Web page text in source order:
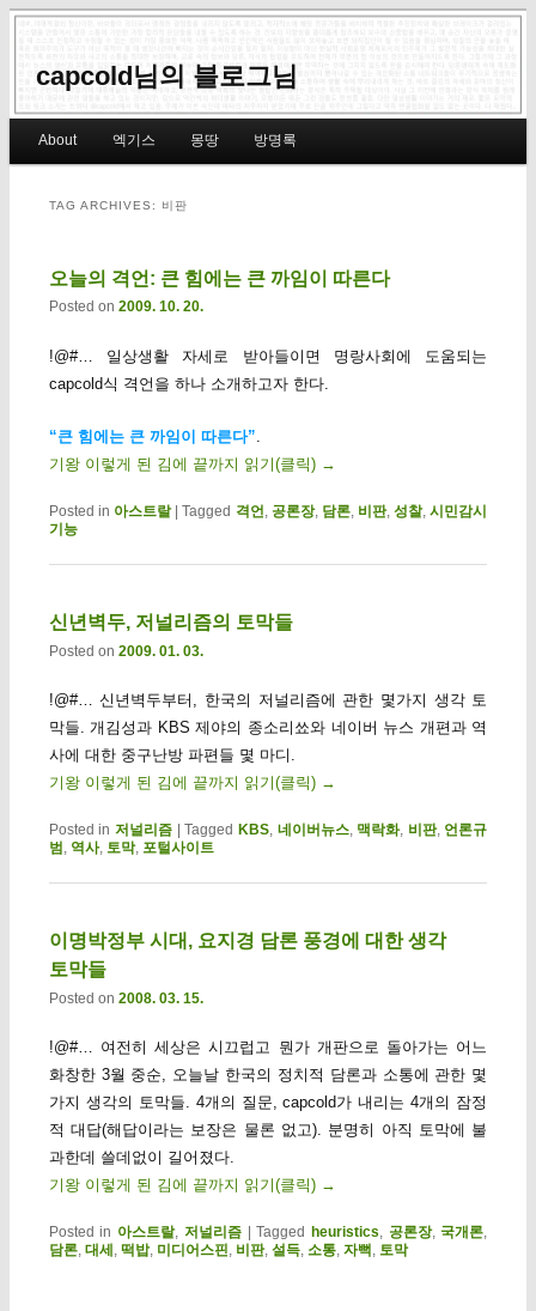
capcold님의 블로그님
Skip to primary content
Skip to secondary content
About 엑기스 몽땅 방명록
TAG ARCHIVES: 비판
오늘의 격언: 큰 힘에는 큰 까임이 따른다
Posted on 2009. 10. 20.
!@#… 일상생활 자세로 받아들이면 명랑사회에 도움되는
capcold식 격언을 하나 소개하고자 한다.
“큰 힘에는 큰 까임이 따른다”
기왕 이렇게 된 김에 끝까지 읽기(클릭) →
Posted in 아스트랄 |Tagged 격언 공론장, 담론, 비판,성찰,시민감시
기능
신년벽두, 저널리즘의 토막들
Posted on 2009. 01. 03.
!@#… 신년벽두부터, 한국의 저널리즘에 관한 몇가지 생각 토
막들. 개김성과 KBS 제야의 종소리쑈와 네이버 뉴스 개편과 역
사에 대한 중구난방 파편들 몇 마디.
기왕 이렇게 된 김에 끝까지 읽기(클릭) →
Posted in 저널리즘 |Tagged KBS, 네이버뉴스, 맥락화, 비판, 언론규
범 , 역사, 토막, 포털사이트
이명박정부 시대, 요지경 담론 풍경에 대한 생각
토막들
Posted on 2008. 03. 15.
!@#… 여전히 세상은 시끄럽고 뭔가 개판으로 돌아가는 어느
화창한 3월 중순, 오늘날 한국의 정치적 담론과 소통에 관한 몇
가지 생각의 토막들. 4개의 질문, capcold가 내리는 4개의 잠정
적 대답(해답이라는 보장은 물론 없고). 분명히 아직 토막에 불
과한데 쓸데없이 길어졌다.
기왕 이렇게 된 김에 끝까지 읽기(클릭) →
Posted in 아스트랄, 저널리즘 |Tagged heuristics, 공론장,국개론,
담론, 대세 , 떡밥, 미디어스핀, 비판, 설득, 소통, 자뻑 , 토막